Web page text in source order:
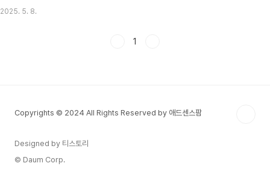
수 있을까요? 지금부터 한화에어로스페이스 주가의 상승 배경과 투자 전략을 티스토리
2025. 5. 8.
1
Copyrights © 2024 All Rights Reserved by 애드센스팜
Designed by 티스토리
© Daum Corp.